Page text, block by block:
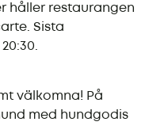
håller restaurangen
Sista
välkomna! På
med hundgodis